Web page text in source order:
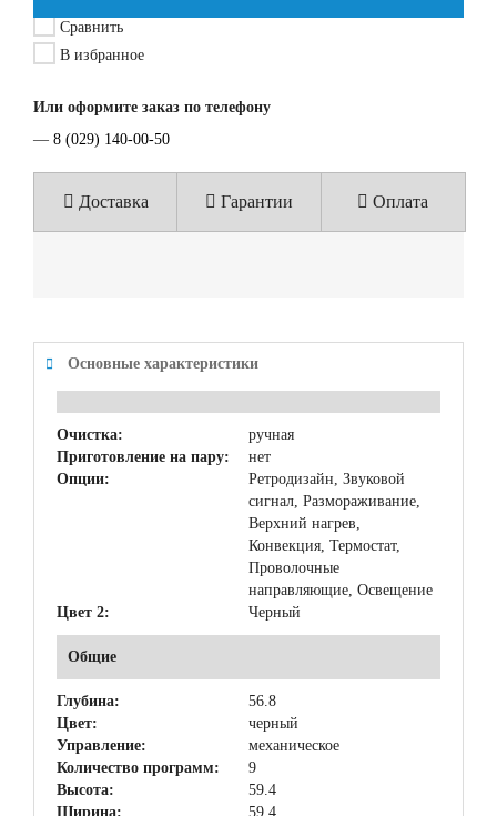
Сравнить
В избранное
Или оформите заказ по телефону
— 8 (029) 140-00-50
Доставка Гарантии Оплата
Основные характеристики
Очистка:
ручная
Приготовление на пару:
нет
Опции:
Ретродизайн, Звуковой
сигнал, Размораживание,
Верхний нагрев,
Конвекция, Термостат,
Проволочные
направляющие, Освещение
Цвет 2:
Черный
Общие
Глубина:
56.8
Цвет:
черный
Управление:
механическое
Количество программ:
9
Высота:
59.4
Ширина:
59.4